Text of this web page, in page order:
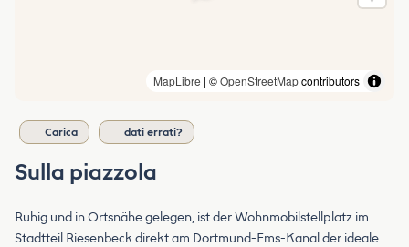
MapLibre | ©OpenStreetMapcontributors
Carica dati errati?
Sulla piazzola
Ruhig und in Ortsnähe gelegen, ist der Wohnmobilstellplatz im
Stadtteil Riesenbeck direkt am Dortmund-Ems-Kanal der ideale